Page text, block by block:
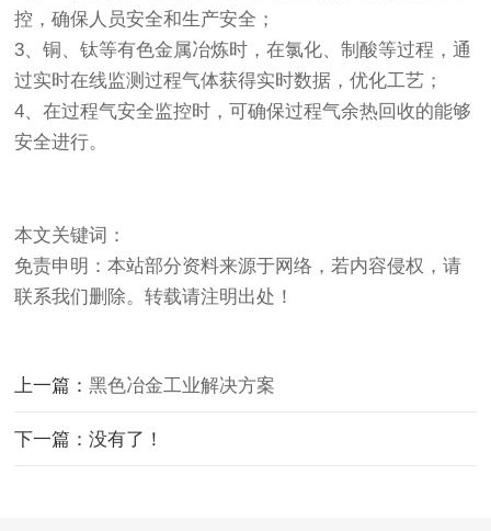
控，确保人员安全和生产安全；
3、铜、钛等有色金属冶炼时，在氯化、制酸等过程，通
过实时在线监测过程气体获得实时数据，优化工艺；
4、在过程气安全监控时，可确保过程气余热回收的能够
安全进行。
本文关键词：
免责申明：本站部分资料来源于网络，若内容侵权，请
联系我们删除。转载请注明出处！
上一篇：黑色冶金工业解决方案
下一篇：没有了！